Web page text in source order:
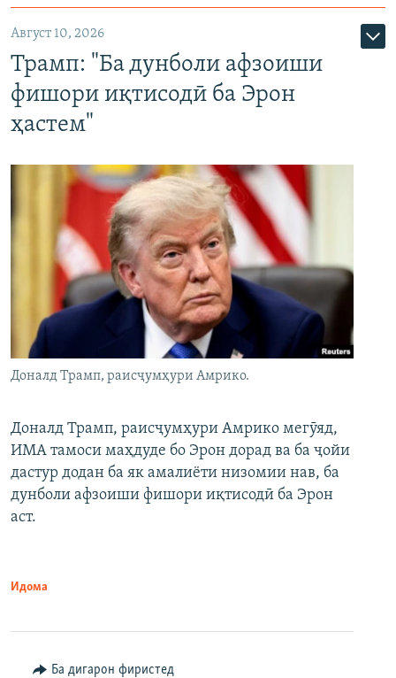
Август 10, 2026
Трамп: "Ба дунболи афзоиши
фишори иқтисодӣ ба Эрон
ҳастем"
Доналд Трамп, раисҷумҳури Амрико.
Доналд Трамп, раисҷумҳури Амрико мегӯяд,
ИМА тамоси маҳдуде бо Эрон дорад ва ба ҷойи
дастур додан ба як амалиёти низомии нав, ба
дунболи афзоиши фишори иқтисодӣ ба Эрон
аст.
Идома
Ба дигарон фиристед